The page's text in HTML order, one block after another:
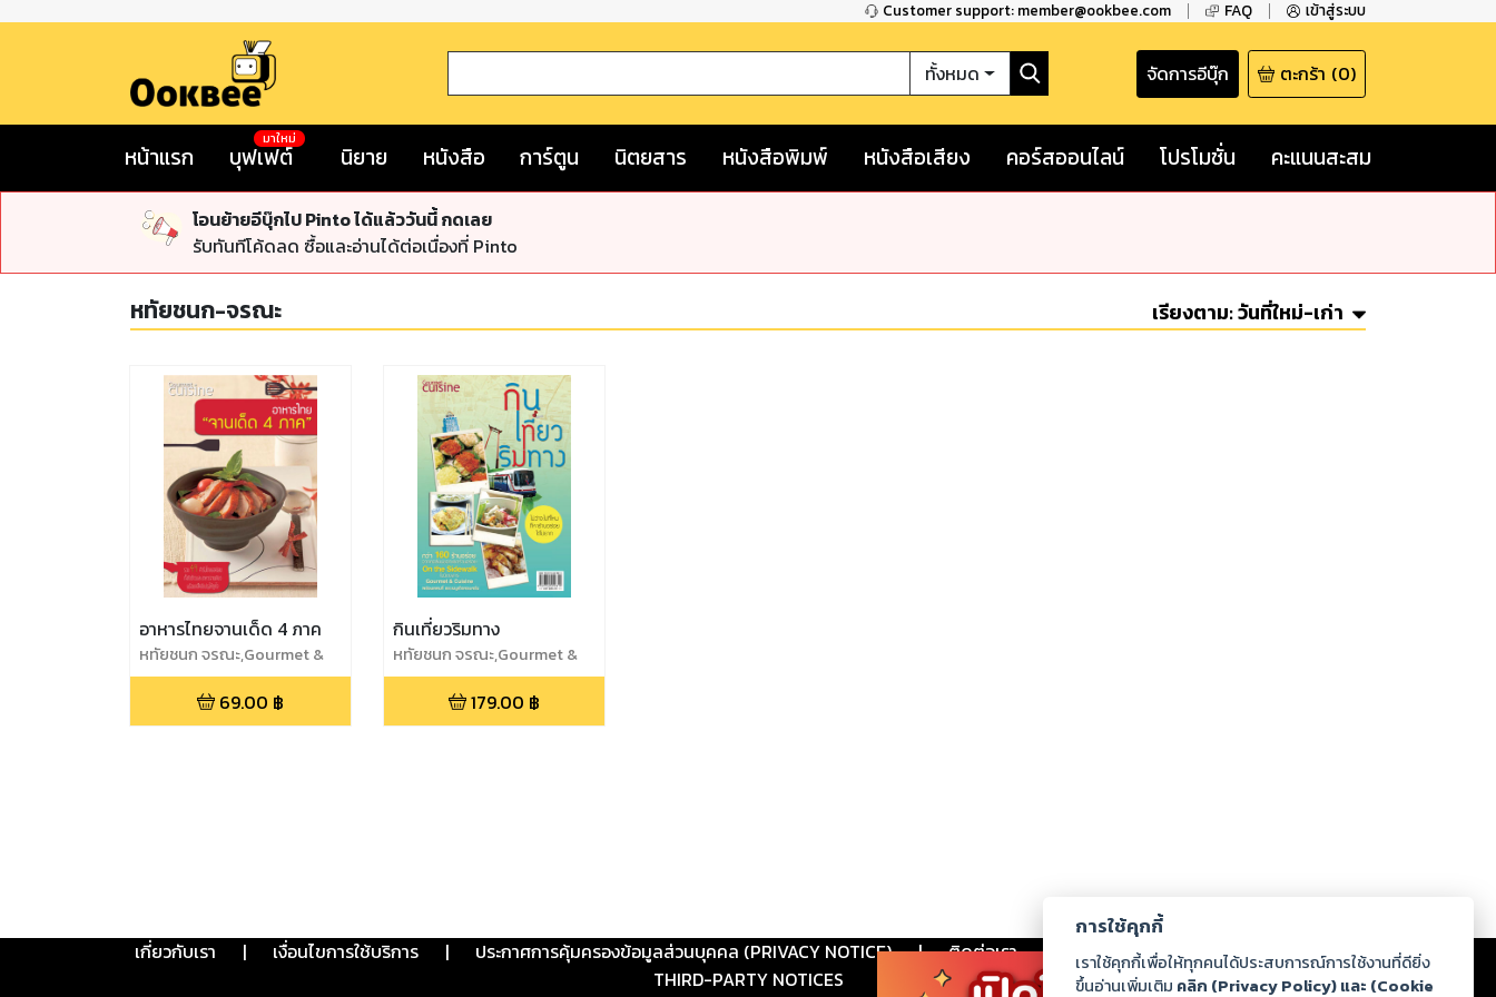
Customer support: member@ookbee.com FAQ เข้าสู่ระบบ
ทั้งหมด จัดการอีบุ๊ก ตะกร้า (0)
หน้าแรก บุฟเฟต์
มาใหม่
นิยาย หนังสือ การ์ตูน นิตยสาร หนังสือพิมพ์ หนังสือเสียง คอร์สออนไลน์ โปรโมชั่น คะแนนสะสม
โอนย้ายอีบุ๊กไป Pinto ได้แล้ววันนี้ กดเลย
รับทันทีโค้ดลด ซื้อและอ่านได้ต่อเนื่องที่ Pinto
หทัยชนก-จรณะ เรียงตาม:วันที่ใหม่-เก่า
อาหารไทยจานเด็ด 4 ภาค
หทัยชนก จรณะ,Gourmet &
Cuisine
69.00 ฿
กินเที่ยวริมทาง
หทัยชนก จรณะ,Gourmet &
Cuisine
179.00 ฿
เกี่ยวกับเรา | เงื่อนไขการใช้บริการ | ประกาศการคุ้มครองข้อมูลส่วนบุคคล (PRIVACY NOTICE) | ติดต่อเรา ร่วมงานกับเรา ดาวน์โหลด
THIRD-PARTY NOTICES
การใช้คุกกี้
เราใช้คุกกี้เพื่อให้ทุกคนได้ประสบการณ์การใช้งานที่ดียิ่ง
ขึ้นอ่านเพิ่มเติม คลิก (Privacy Policy) และ (Cookie